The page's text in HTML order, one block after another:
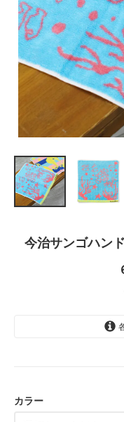
今治サンゴハン
カラー